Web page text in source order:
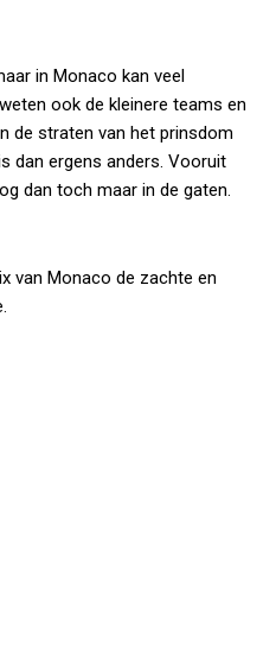
in Monaco kan veel
ook de kleinere teams en
de straten van het prinsdom
dan ergens anders. Vooruit
dan toch maar in de gaten.
van Monaco de zachte en